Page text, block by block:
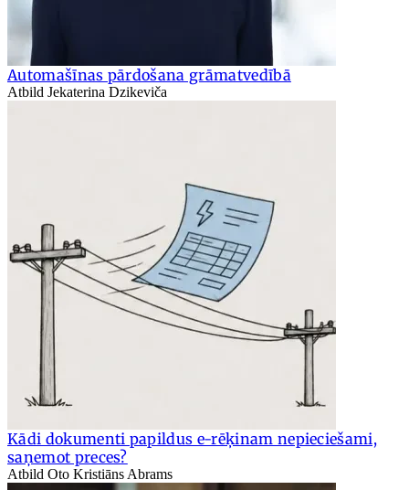
Automašīnas pārdošana grāmatvedībā
Atbild Jekaterina Dzikeviča
Kādi dokumenti papildus e-rēķinam nepieciešami,
saņemot preces?
Atbild Oto Kristiāns Abrams